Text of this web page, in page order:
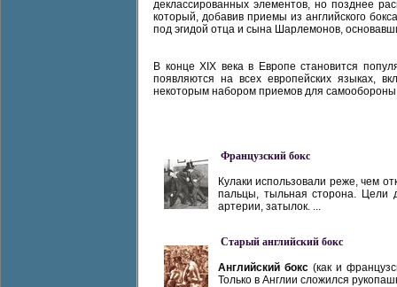
деклассированных элементов, но позднее
который, добавив приемы из английского
под эгидой отца и сына Шарлемонов,
В конце XIX века в Европе становится
появляются на всех европейских языках,
некоторым набором приемов для
Французский бокс
Кулаки использовали реже, чем
пальцы, тыльная сторона. Цели
артерии, затылок. ...
Старый английский бокс
Английский бокс(как и
Только в Англии сложился